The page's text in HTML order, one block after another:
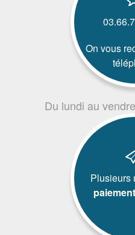
On vous
Du lundi au
Plusieurs